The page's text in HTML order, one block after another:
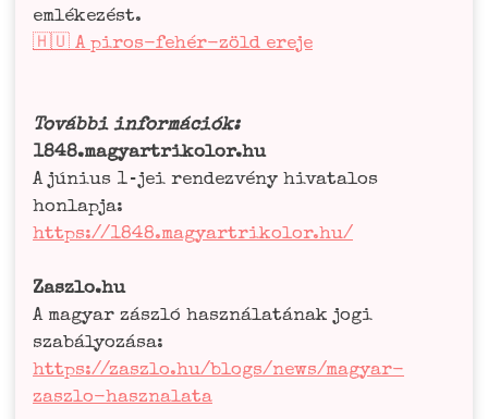
emlé­ke­zést.
🇭🇺 A piros-fehér-zöld ere­je
Továb­bi infor­má­ciók:
1848.magyartrikolor.hu
A júni­us 1‑jei ren­dez­vé­ny hiva­t­alos
hon­lap­ja:
https://1848.magyartrikolor.hu/
Zaszlo.hu
A magyar zászló haszná­la­tá­nak jogi
sza­bá­ly­o­zá­sa:
https://zaszlo.hu/blogs/news/magyar-
zaszlo-hasznalata